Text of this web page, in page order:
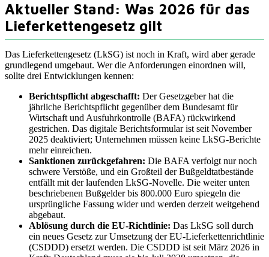
Aktueller Stand: Was 2026 für das
Lieferkettengesetz gilt
Das Lieferkettengesetz (LkSG) ist noch in Kraft, wird aber gerade
grundlegend umgebaut. Wer die Anforderungen einordnen will,
sollte drei Entwicklungen kennen:
Berichtspflicht abgeschafft: Der Gesetzgeber hat die
jährliche Berichtspflicht gegenüber dem Bundesamt für
Wirtschaft und Ausfuhrkontrolle (BAFA) rückwirkend
gestrichen. Das digitale Berichtsformular ist seit November
2025 deaktiviert; Unternehmen müssen keine LkSG-Berichte
mehr einreichen.
Sanktionen zurückgefahren: Die BAFA verfolgt nur noch
schwere Verstöße, und ein Großteil der Bußgeldtatbestände
entfällt mit der laufenden LkSG-Novelle. Die weiter unten
beschriebenen Bußgelder bis 800.000 Euro spiegeln die
ursprüngliche Fassung wider und werden derzeit weitgehend
abgebaut.
Ablösung durch die EU-Richtlinie: Das LkSG soll durch
ein neues Gesetz zur Umsetzung der EU-Lieferkettenrichtlinie
(CSDDD) ersetzt werden. Die CSDDD ist seit März 2026 in